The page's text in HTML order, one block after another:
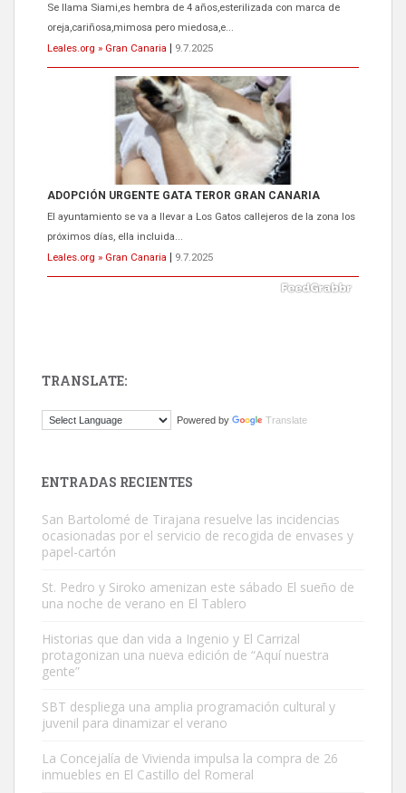
Se llama Siami,es hembra de 4 años,esterilizada con marca de
oreja,cariñosa,mimosa pero miedosa,e...
Leales.org » Gran Canaria
9.7.2025
ADOPCIÓN URGENTE GATA TEROR GRAN CANARIA
El ayuntamiento se va a llevar a Los Gatos callejeros de la zona los
próximos días, ella incluida...
Leales.org » Gran Canaria
9.7.2025
Este gato macho ha aparecido en la calle hace menos de un mes,
Busco adopción responsable para mi perra. Pastor alemán,
hembra, 4 años. Por motivos personales ...
Leales.org » Gran Canaria
TRANSLATE:
Powered by Translate
ENTRADAS RECIENTES
San Bartolomé de Tirajana resuelve las incidencias
ocasionadas por el servicio de recogida de envases y
papel-cartón
St. Pedro y Siroko amenizan este sábado El sueño de
una noche de verano en El Tablero
Historias que dan vida a Ingenio y El Carrizal
protagonizan una nueva edición de “Aquí nuestra
gente”
SBT despliega una amplia programación cultural y
juvenil para dinamizar el verano
La Concejalía de Vivienda impulsa la compra de 26
inmuebles en El Castillo del Romeral